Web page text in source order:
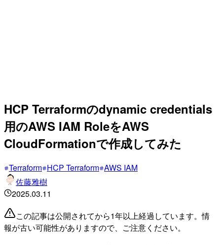
HCP Terraformのdynamic credentials
用のAWS IAM RoleをAWS
CloudFormationで作成してみた
Terraform HCP Terraform AWS IAM
佐藤雅樹
2025.03.11
この記事は公開されてから1年以上経過しています。情
報が古い可能性がありますので、ご注意ください。